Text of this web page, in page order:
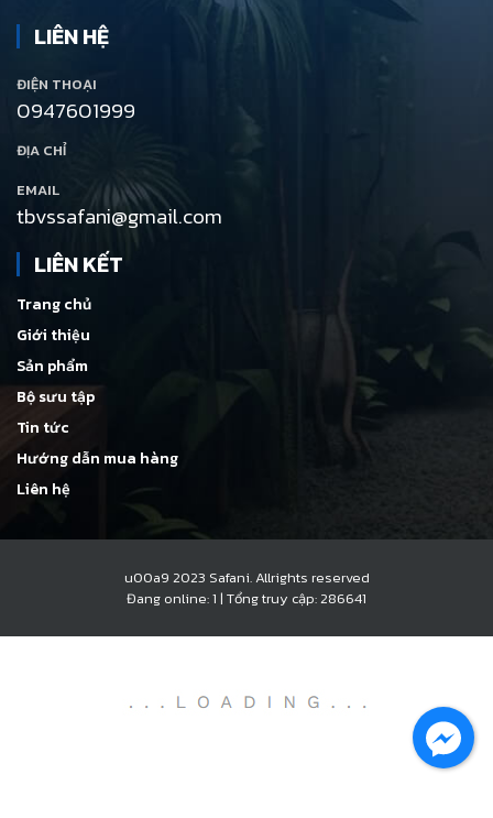
LIÊN HỆ
ĐIỆN THOẠI
0947601999
ĐỊA CHỈ
EMAIL
tbvssafani@gmail.com
LIÊN KẾT
Trang chủ
Giới thiệu
Sản phẩm
Bộ sưu tập
Tin tức
Hướng dẫn mua hàng
Liên hệ
u00a9 2023 Safani. Allrights reserved
Đang online: 1 | Tổng truy cập: 286641